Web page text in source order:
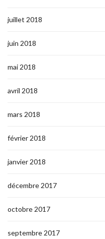
juillet 2018
juin 2018
mai 2018
avril 2018
mars 2018
février 2018
janvier 2018
décembre 2017
octobre 2017
septembre 2017